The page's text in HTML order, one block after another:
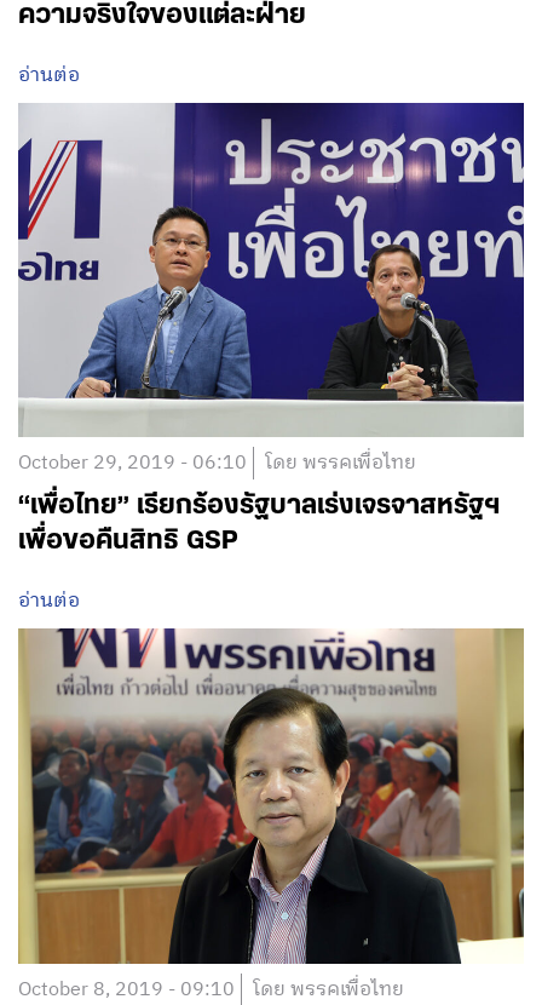
ความจริงใจของแต่ละฝ่าย
อ่านต่อ
October 29, 2019 - 06:10 โดย พรรคเพื่อไทย
“เพื่อไทย” เรียกร้องรัฐบาลเร่งเจรจาสหรัฐฯ
เพื่อขอคืนสิทธิ GSP
อ่านต่อ
October 8, 2019 - 09:10 โดย พรรคเพื่อไทย